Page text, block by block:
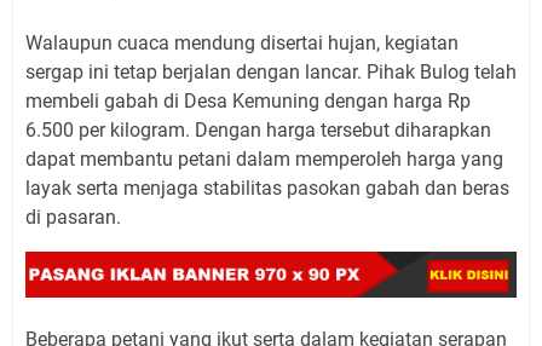
Walaupun cuaca mendung disertai hujan, kegiatan
sergap ini tetap berjalan dengan lancar. Pihak Bulog telah
membeli gabah di Desa Kemuning dengan harga Rp
6.500 per kilogram. Dengan harga tersebut diharapkan
dapat membantu petani dalam memperoleh harga yang
layak serta menjaga stabilitas pasokan gabah dan beras
di pasaran.
Beberapa petani yang ikut serta dalam kegiatan serapan